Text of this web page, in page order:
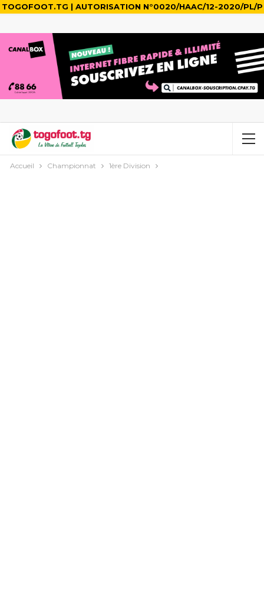
TOGOFOOT.TG | AUTORISATION N°0020/HAAC/12-2020/PL/P
Accueil Championnat 1ère Division